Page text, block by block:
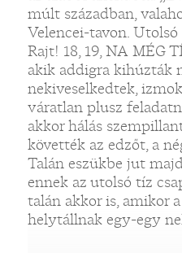
múlt században,
Velencei-tavon.
Rajt! 18, 19, NA MÉG
akik addigra kihúzták
nekiveselkedtek,
váratlan plusz
akkor hálás
követték az edzőt, a
Talán eszükbe jut
ennek az utolsó tíz
talán akkor is, amikor
helytállnak egy-egy